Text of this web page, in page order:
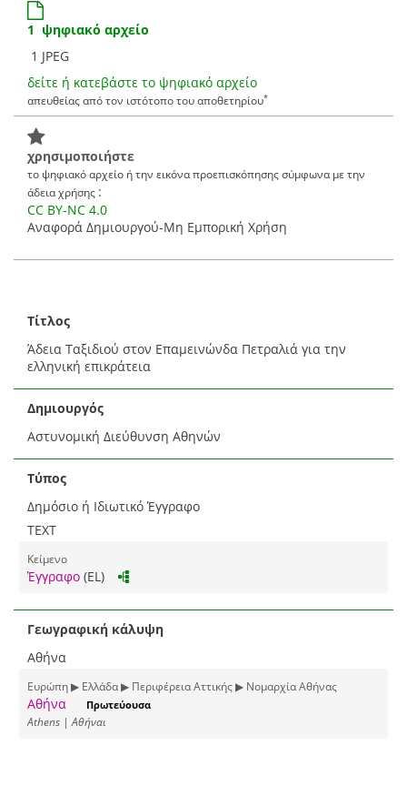
1 ψηφιακό αρχείο
1 JPEG
δείτε ή κατεβάστε το ψηφιακό αρχείο
απευθείας από τον ιστότοπο του αποθετηρίου*
χρησιμοποιήστε
το ψηφιακό αρχείο ή την εικόνα προεπισκόπησης σύμφωνα με την
άδεια χρήσης :
CC BY-NC 4.0
Αναφορά Δημιουργού-Μη Εμπορική Χρήση
Τίτλος
Άδεια Ταξιδιού στον Επαμεινώνδα Πετραλιά για την
ελληνική επικράτεια
Δημιουργός
Αστυνομική Διεύθυνση Αθηνών
Τύπος
Δημόσιο ή Ιδιωτικό Έγγραφο
TEXT
Κείμενο
Έγγραφο (EL)
Γεωγραφική κάλυψη
Αθήνα
Ευρώπη ▶ Ελλάδα ▶ Περιφέρεια Αττικής ▶ Νομαρχία Αθήνας
Αθήνα Πρωτεύουσα
Athens | Αθήναι